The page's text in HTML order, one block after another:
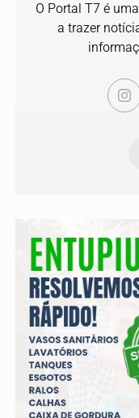
O Portal T7 é
a trazer